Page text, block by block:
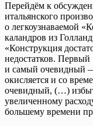
Перейдём к
итальянского
о легкоузнаваемой
каландров из
«Конструкция
недостатков. Первый
и самый очевидный —
окисляется и со
очевидный, (…)
увеличенному
большему времени